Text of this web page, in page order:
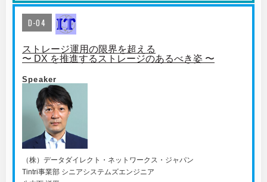
D-04
ストレージ運用の限界を超える
〜 DX を推進するストレージのあるべき姿 〜
Speaker
（株）データダイレクト・ネットワークス・ジャパン
Tintri事業部 シニアシステムズエンジニア